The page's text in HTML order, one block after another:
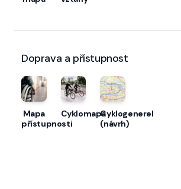
Doprava a přístupnost
Mapa
přístupnosti
CyklomapaCyklogenerel
(návrh)